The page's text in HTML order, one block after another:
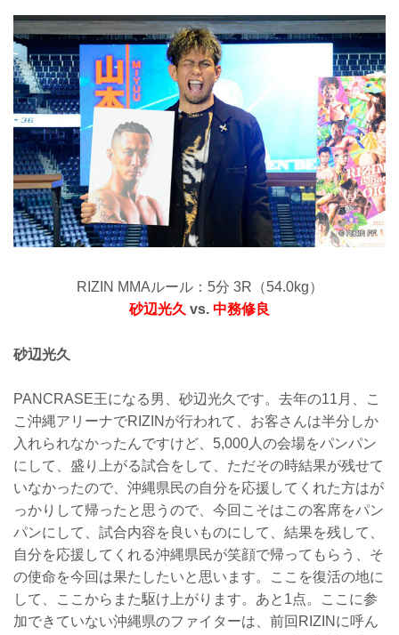
RIZIN MMAルール：5分 3R（54.0kg）
砂辺光久 vs. 中務修良
砂辺光久
PANCRASE王になる男、砂辺光久です。去年の11月、こ
こ沖縄アリーナでRIZINが行われて、お客さんは半分しか
入れられなかったんですけど、5,000人の会場をパンパン
にして、盛り上がる試合をして、ただその時結果が残せて
いなかったので、沖縄県民の自分を応援してくれた方はが
っかりして帰ったと思うので、今回こそはこの客席をパン
パンにして、試合内容を良いものにして、結果を残して、
自分を応援してくれる沖縄県民が笑顔で帰ってもらう、そ
の使命を今回は果たしたいと思います。ここを復活の地に
して、ここからまた駆け上がります。あと1点。ここに参
加できていない沖縄県のファイターは、前回RIZINに呼ん